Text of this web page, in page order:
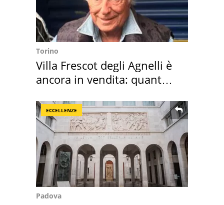
Torino
Villa Frescot degli Agnelli è
ancora in vendita: quanto
ECCELLENZE
Padova